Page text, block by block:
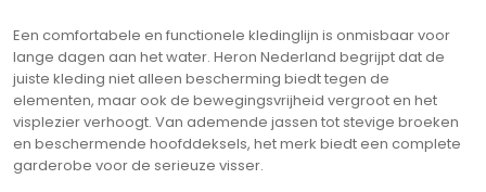
Een comfortabele en functionele kledinglijn is onmisbaar voor
lange dagen aan het water. Heron Nederland begrijpt dat de
juiste kleding niet alleen bescherming biedt tegen de
elementen, maar ook de bewegingsvrijheid vergroot en het
visplezier verhoogt. Van ademende jassen tot stevige broeken
en beschermende hoofddeksels, het merk biedt een complete
garderobe voor de serieuze visser.